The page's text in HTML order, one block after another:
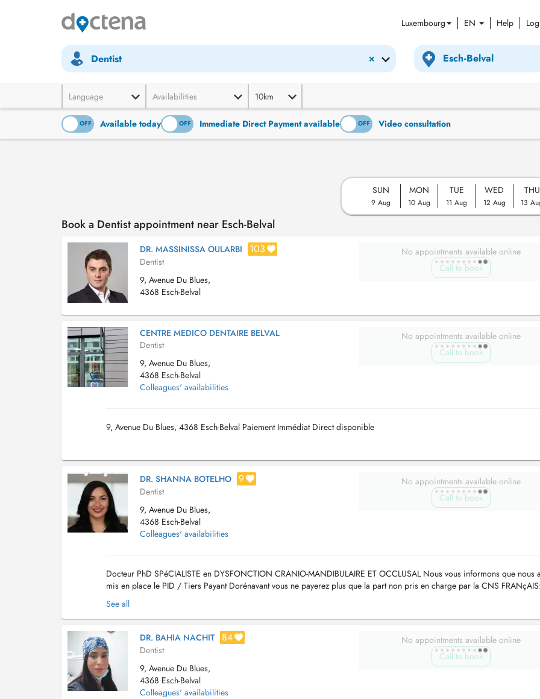
Luxembourg EN Help
×
Dentist
Language Availabilities 10km
OFF Available today
ON OFF Immediate Direct Payment available
ON OFF Video consultation
SUN
9 Aug
MON
10 Aug
TUE
11 Aug
WED
12 Aug
THU
13
Book a Dentist appointment near Esch-Belval
DR. MASSINISSA OULARBI 103
Dentist
9, Avenue Du Blues,
4368 Esch-Belval
No appointments available online
Call to book
CENTRE MEDICO DENTAIRE BELVAL
Dentist
9, Avenue Du Blues,
4368 Esch-Belval
Colleagues' availabilities
No appointments available online
Call to book
9, Avenue Du Blues, 4368 Esch-Belval Paiement Immédiat Direct disponible
DR. SHANNA BOTELHO 9
Dentist
9, Avenue Du Blues,
4368 Esch-Belval
Colleagues' availabilities
No appointments available online
Call to book
Docteur PhD SPéCIALISTE en DYSFONCTION CRANIO-MANDIBULAIRE ET OCCLUSAL Nous vous informons que nous
mis en place le PID / Tiers Payant Dorénavant vous ne payerez plus que la part non pris en charge par la CNS FRANçAIS:
Exercice consacré à l'orthodontie et Orthoposturodontie de l'enfant ...
See all
DR. BAHIA NACHIT 84
Dentist
9, Avenue Du Blues,
4368 Esch-Belval
Colleagues' availabilities
No appointments available online
Call to book